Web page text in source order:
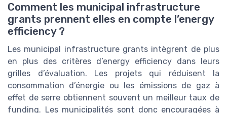
Comment les municipal infrastructure
grants prennent elles en compte l’energy
efficiency ?
Les municipal infrastructure grants intègrent de plus
en plus des critères d’energy efficiency dans leurs
grilles d’évaluation. Les projets qui réduisent la
consommation d’énergie ou les émissions de gaz à
effet de serre obtiennent souvent un meilleur taux de
funding. Les municipalités sont donc encouragées à